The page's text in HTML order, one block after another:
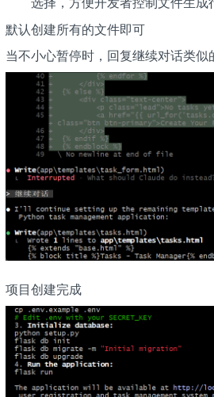
默认创建所有的文件即可
当不小心暂停时，回复继续对话类似
项目创建完成